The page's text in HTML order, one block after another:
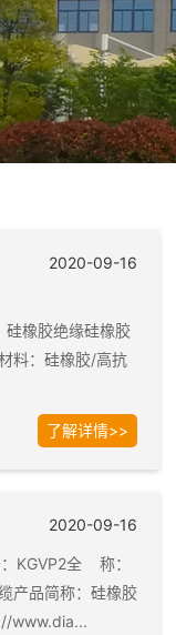
2020-09-16
橡胶绝缘硅橡胶
料：硅橡胶/高抗
了解详情>>
2020-09-16
KGVP2全 称：
产品简称：硅橡胶
www.dia...